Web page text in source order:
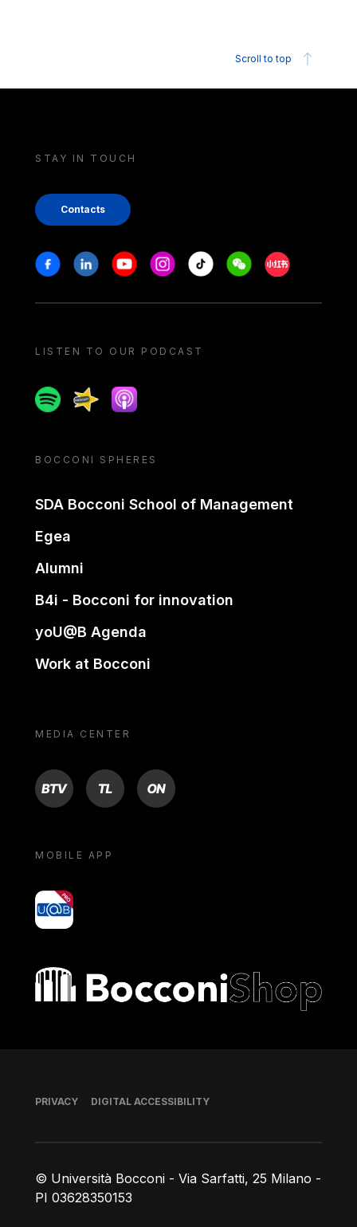
Scroll to top
STAY IN TOUCH
Contacts
Stay in touch
FacebookLinkedinYoutubeInstagram
Tiktok WeechatXiaohongshu/
LISTEN TO OUR PODCAST
SpotifySpreakerApple podcast
BOCCONI SPHERES
SDA Bocconi School of Management
Egea
Alumni
B4i - Bocconi for innovation
yoU@B Agenda
Work at Bocconi
MEDIA CENTER
BTV TL ON
MOBILE APP
yoU@B
Bocconi shop
© Università Bocconi - Via Sarfatti, 25 Milano -
PI 03628350153
Footer
PRIVACY DIGITAL ACCESSIBILITY